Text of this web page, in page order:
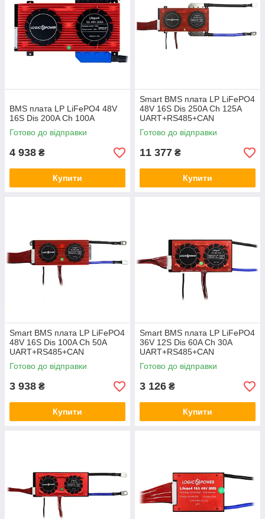
BMS плата LP LiFePO4 48V
16S Dis 200A Ch 100A
Готово до відправки
4 938 ₴
Купити
Smart BMS плата LP LiFePO4
48V 16S Dis 250A Ch 125A
UART+RS485+CAN
Готово до відправки
11 377 ₴
Купити
Smart BMS плата LP LiFePO4
48V 16S Dis 100A Ch 50A
UART+RS485+CAN
Готово до відправки
3 938 ₴
Купити
Smart BMS плата LP LiFePO4
36V 12S Dis 60A Ch 30A
UART+RS485+CAN
Готово до відправки
3 126 ₴
Купити